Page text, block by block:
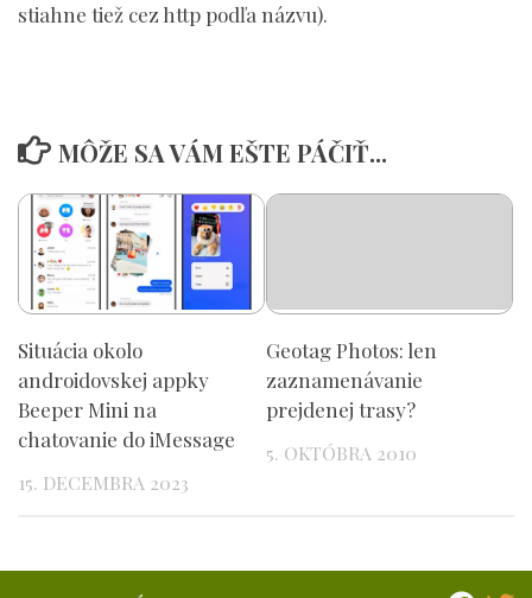
stiahne tiež cez http podľa názvu).
MÔŽE SA VÁM EŠTE PÁČIŤ...
Situácia okolo
androidovskej appky
Beeper Mini na
chatovanie do iMessage
15. DECEMBRA 2023
Geotag Photos: len
zaznamenávanie
prejdenej trasy?
5. OKTÓBRA 2010